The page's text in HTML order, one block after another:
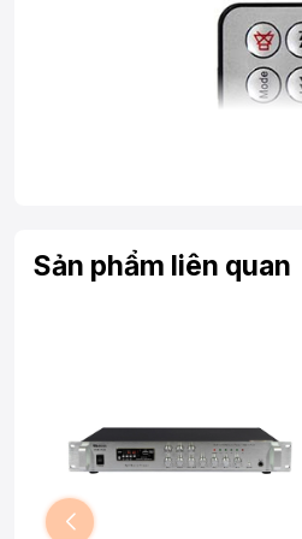
Sản phẩm liên quan